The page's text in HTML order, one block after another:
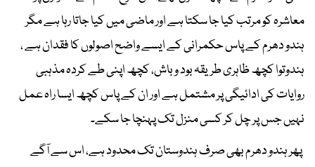
معاشرہ کو مرتب کیا جا سکتا ہے اور ماضی میں کیا جاتا رہا ہے مگر
ہندو دھرم کے پاس حکمرانی کے ایسے واضح اصولوں کا فقدان ہے ،
ہندوتوا کچھ ظاہری طریقہ بود و باش، کچھ اپنی طے کردہ مذہبی
روایات کی ادائیگی پر مشتمل ہے اور ان کے پاس کچھ ایسا راہ عمل
نہیں جس پر چل کر کسی منزل تک پہنچا جا سکے۔
پھر ہندو دھرم بھی صرف ہندوستان تک محدود ہے، اس سے آگے